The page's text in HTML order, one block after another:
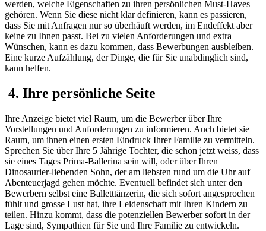
werden, welche Eigenschaften zu ihren persönlichen Must-Haves
gehören. Wenn Sie diese nicht klar definieren, kann es passieren,
dass Sie mit Anfragen nur so überhäuft werden, im Endeffekt aber
keine zu Ihnen passt. Bei zu vielen Anforderungen und extra
Wünschen, kann es dazu kommen, dass Bewerbungen ausbleiben.
Eine kurze Aufzählung, der Dinge, die für Sie unabdinglich sind,
kann helfen.
4. Ihre persönliche Seite
Ihre Anzeige bietet viel Raum, um die Bewerber über Ihre
Vorstellungen und Anforderungen zu informieren. Auch bietet sie
Raum, um ihnen einen ersten Eindruck Ihrer Familie zu vermitteln.
Sprechen Sie über Ihre 5 Jährige Tochter, die schon jetzt weiss, dass
sie eines Tages Prima-Ballerina sein will, oder über Ihren
Dinosaurier-liebenden Sohn, der am liebsten rund um die Uhr auf
Abenteuerjagd gehen möchte. Eventuell befindet sich unter den
Bewerbern selbst eine Balletttänzerin, die sich sofort angesprochen
fühlt und grosse Lust hat, ihre Leidenschaft mit Ihren Kindern zu
teilen. Hinzu kommt, dass die potenziellen Bewerber sofort in der
Lage sind, Sympathien für Sie und Ihre Familie zu entwickeln.